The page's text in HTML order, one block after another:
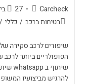
Carcheck
27 ביולי 2022
בטיחות ברכב / כללי /
שיפורים לרכב סקירה
להרגיש מביצועיו